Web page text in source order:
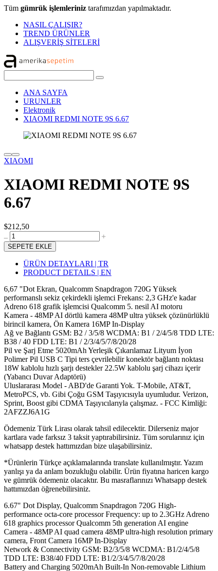
Tüm gümrük işlemleriniz tarafımızdan yapılmaktadır.
NASIL ÇALIŞIR?
TREND ÜRÜNLER
ALIŞVERİŞ SİTELERİ
ANA SAYFA
URUNLER
Elektronik
XIAOMI REDMI NOTE 9S 6.67
XIAOMI
XIAOMI REDMI NOTE 9S
6.67
$212,50
SEPETE EKLE
ÜRÜN DETAYLARI | TR
PRODUCT DETAILS | EN
6,67 "Dot Ekran, Qualcomm Snapdragon 720G Yüksek
performanslı sekiz çekirdekli işlemci Frekans: 2,3 GHz'e kadar
Adreno 618 grafik işlemcisi Qualcomm 5. nesil AI motoru
Kamera - 48MP AI dörtlü kamera 48MP ultra yüksek çözünürlüklü
birincil kamera, Ön Kamera 16MP In-Display
Ağ ve Bağlantı GSM: B2 / 3/5/8 WCDMA: B1 / 2/4/5/8 TDD LTE:
B38 / 40 FDD LTE: B1 / 2/3/4/5/7/8/20/28
Pil ve Şarj Etme 5020mAh Yerleşik Çıkarılamaz Lityum İyon
Polimer Pil USB C Tipi ters çevrilebilir konektör bağlantı noktası
18W kablolu hızlı şarjı destekler 22.5W kablolu şarj cihazı içerir
(Yabancı Duvar Adaptörü)
Uluslararası Model - ABD'de Garanti Yok. T-Mobile, AT&T,
MetroPCS, vb. Gibi Çoğu GSM Taşıyıcısıyla uyumludur. Verizon,
Sprint, Boost gibi CDMA Taşıyıcılarıyla çalışmaz. - FCC Kimliği:
2AFZZJ6A1G
Ödemeniz Türk Lirası olarak tahsil edilecektir. Dilerseniz major
kartlara vade farksız 3 taksit yaptırabilirsiniz. Tüm sorularınız için
whatsapp destek hattımızdan bize ulaşabilirsiniz.
*Ürünlerin Türkçe açıklamalarında translate kullanılmıştır. Yazım
yanlışı ya da anlam bozukluğu olabilir. Ürün fiyatına haricen kargo
ve gümrük ödemeniz olacaktır. Bu masraflarınızı Whatsapp destek
hattımızdan öğrenebilirsiniz.
6.67" Dot Display, Qualcomm Snapdragon 720G High-
performance octa-core processor Frequency: up to 2.3GHz Adreno
618 graphics processor Qualcomm 5th generation AI engine
Camera - 48MP AI quad camera 48MP ultra-high resolution primary
camera, Front Camera 16MP In-Display
Network & Connectivity GSM: B2/3/5/8 WCDMA: B1/2/4/5/8
TDD LTE: B38/40 FDD LTE: B1/2/3/4/5/7/8/20/28
Battery and Charging 5020mAh Built-In Non-removable Lithium